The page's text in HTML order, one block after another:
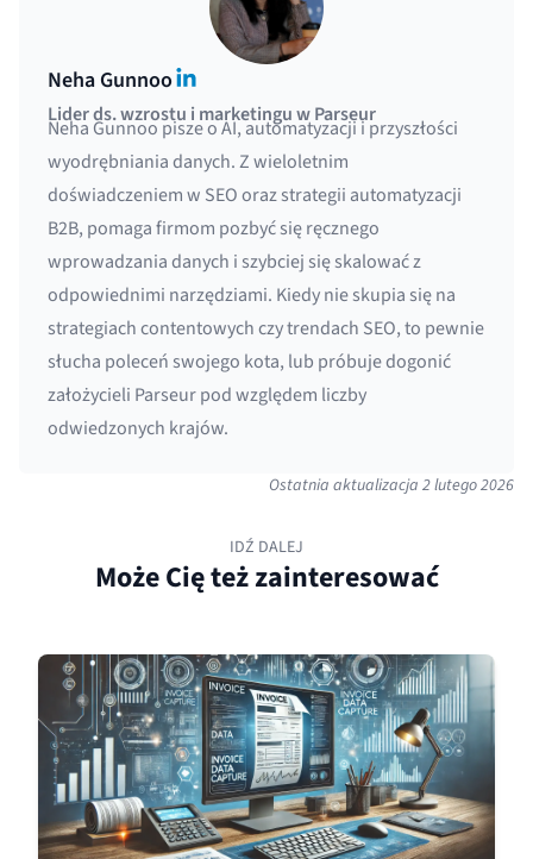
Neha GunnooLinkedIn
Lider ds. wzrostu i marketingu w Parseur
Neha Gunnoo pisze o AI, automatyzacji i przyszłości
wyodrębniania danych. Z wieloletnim
doświadczeniem w SEO oraz strategii automatyzacji
B2B, pomaga firmom pozbyć się ręcznego
wprowadzania danych i szybciej się skalować z
odpowiednimi narzędziami. Kiedy nie skupia się na
strategiach contentowych czy trendach SEO, to pewnie
słucha poleceń swojego kota, lub próbuje dogonić
założycieli Parseur pod względem liczby
odwiedzonych krajów.
Ostatnia aktualizacja 2 lutego 2026
IDŹ DALEJ
Może Cię też zainteresować